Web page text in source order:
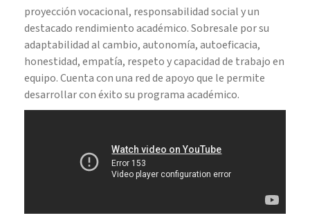
proyección vocacional, responsabilidad social y un
destacado rendimiento académico. Sobresale por su
adaptabilidad al cambio, autonomía, autoeficacia,
honestidad, empatía, respeto y capacidad de trabajo en
equipo. Cuenta con una red de apoyo que le permite
desarrollar con éxito su programa académico.